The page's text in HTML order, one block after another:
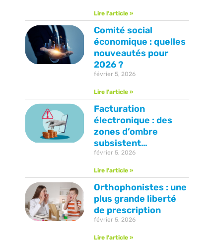
Lire l'article »
Comité social
économique : quelles
nouveautés pour
2026 ?
février 5, 2026
Lire l'article »
Facturation
électronique : des
zones d’ombre
subsistent…
février 5, 2026
Lire l'article »
Orthophonistes : une
plus grande liberté
de prescription
février 5, 2026
Lire l'article »